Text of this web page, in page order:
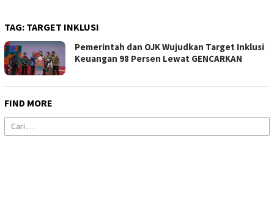
TAG: TARGET INKLUSI
Pemerintah dan OJK Wujudkan Target Inklusi
Keuangan 98 Persen Lewat GENCARKAN
FIND MORE
Cari
untuk: